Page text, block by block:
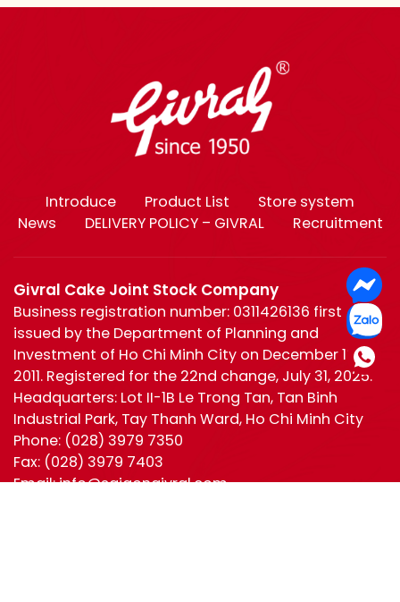
Introduce Product List
Store system
News
DELIVERY POLICY – GIVRAL Recruitment
Givral Cake Joint Stock Company
Business registration number: 0311426136 first
issued by the Department of Planning and
Investment of Ho Chi Minh City on December 19,
2011. Registered for the 22nd change, July 31, 2025.
Headquarters: Lot II-1B Le Trong Tan, Tan Binh
Industrial Park, Tay Thanh Ward, Ho Chi Minh City
Phone: (028) 3979 7350
Fax: (028) 3979 7403
Email:info@saigongivral.com